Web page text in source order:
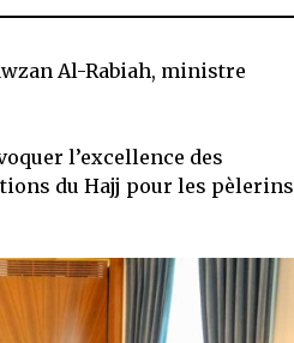
Al-Rabiah, ministre
l’excellence des
du Hajj pour les pèlerins